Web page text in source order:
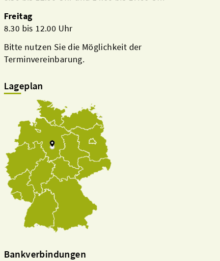
Freitag
8.30 bis 12.00 Uhr
Bitte nutzen Sie die Möglichkeit der
Terminvereinbarung.
Lageplan
Bankverbindungen